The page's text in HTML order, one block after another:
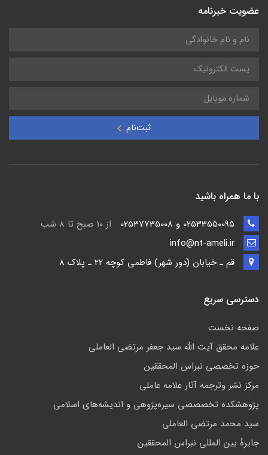
عضویت خبرنامه
ثبت‌نام
با ما همراه باشید
از ۱۰ صبح تا ۸ شب
قم ـ خيابان (دور شهر) فاطمي كوچه 22 ـ پلاک 8
دسترسی سریع
صفحه نخست
علامه محقق آیت الله سید جعفر مرتضی العاملی
حوزه تخصصی نبراس المحققین
مركز نشر وترجمه آثار علامه عاملی
پژوهشكده تخصصصى سیره‌پژوهی و اندیشه‌های اسلامی
سید محمد مرتضی العاملی
جايرهٔ بین المللی نبراس المحققین